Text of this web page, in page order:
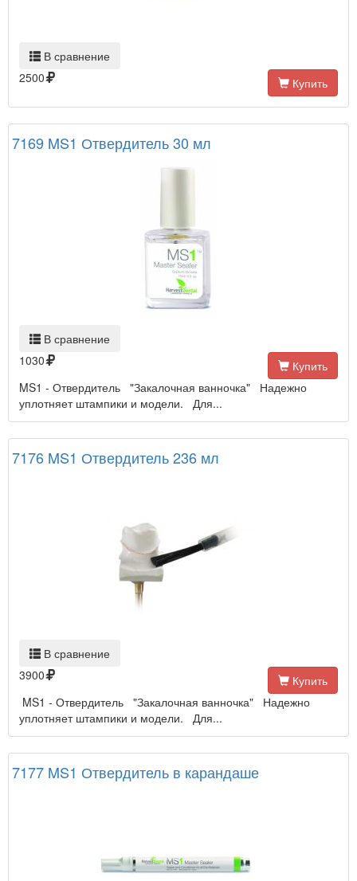
В сравнение
2500
Купить
7169 MS1 Отвердитель 30 мл
В сравнение
1030
Купить
MS1 - Отвердитель "Закалочная ванночка" Надежно
уплотняет штампики и модели. Для...
7176 MS1 Отвердитель 236 мл
В сравнение
3900
Купить
MS1 - Отвердитель "Закалочная ванночка" Надежно
уплотняет штампики и модели. Для...
7177 MS1 Отвердитель в карандаше